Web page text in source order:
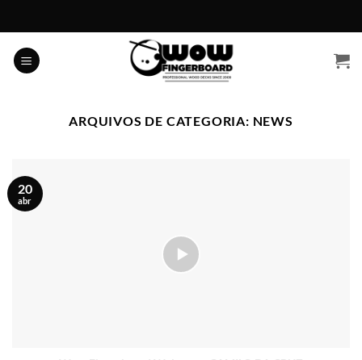
to
content
ARQUIVOS DE CATEGORIA: NEWS
20
abr